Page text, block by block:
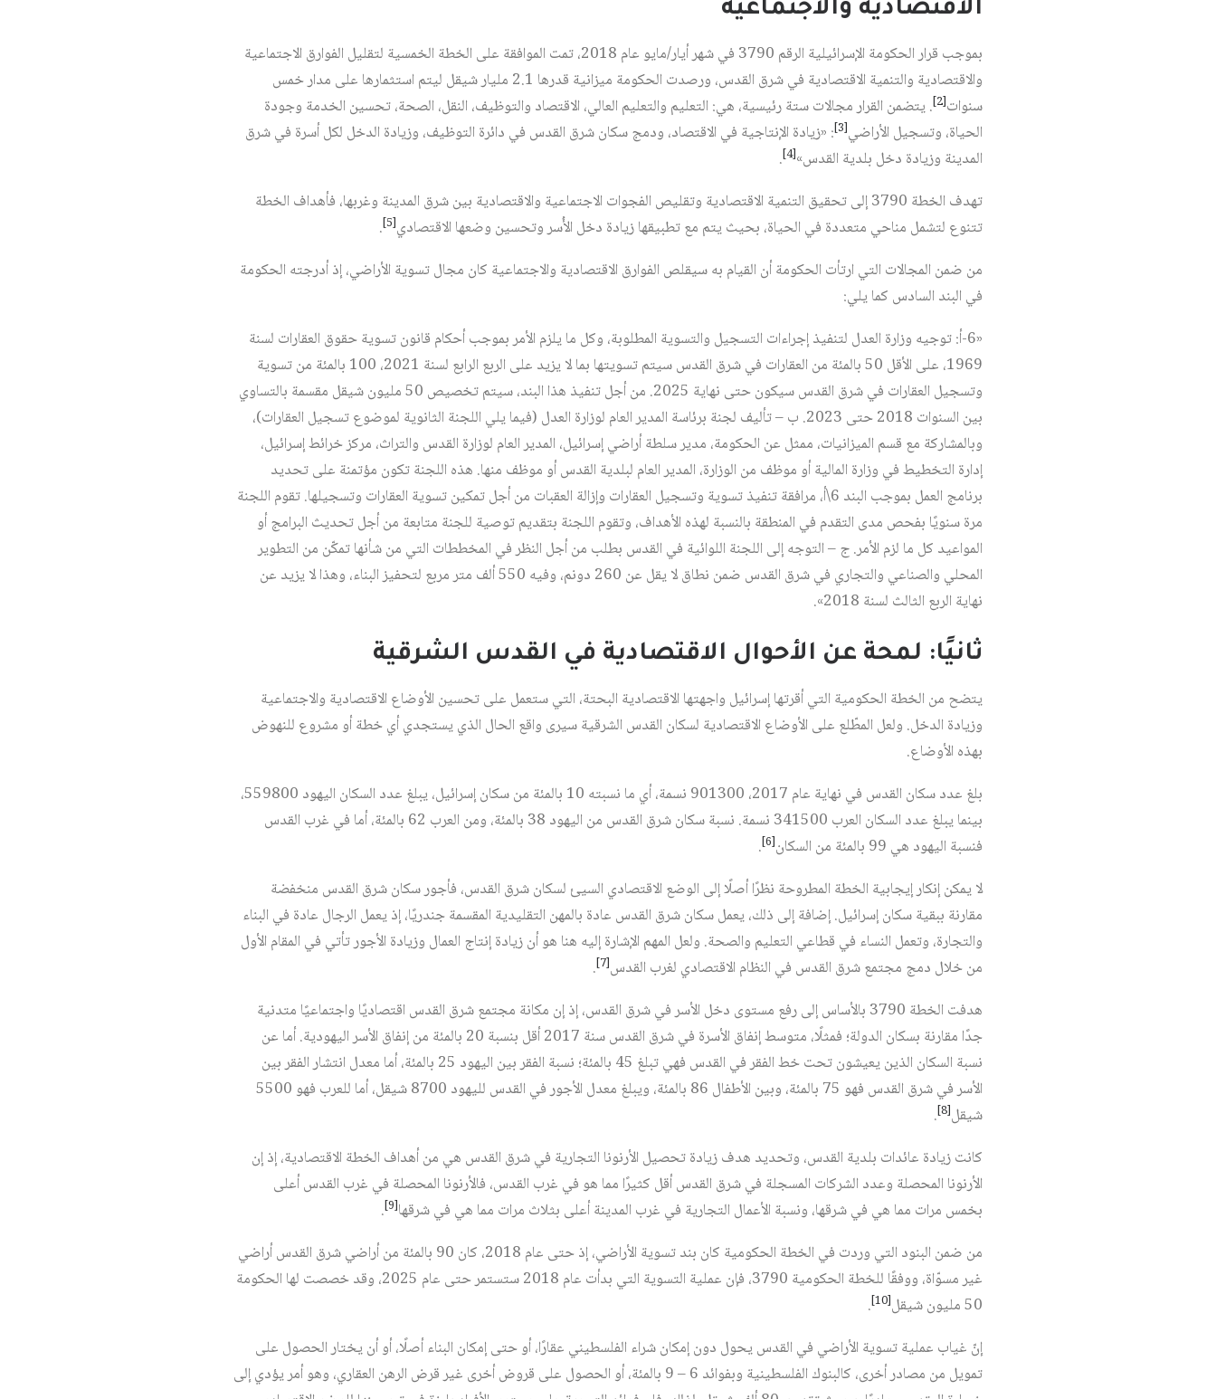
الاقتصادية والاجتماعية
بموجب قرار الحكومة الإسرائيلية الرقم 3790 في شهر أيار/مايو عام 2018، تمت الموافقة على الخطة الخمسية لتقليل الفوارق الاجتماعية
والاقتصادية والتنمية الاقتصادية في شرق القدس، ورصدت الحكومة ميزانية قدرها 2.1 مليار شيقل ليتم استثمارها على مدار خمس
سنوات[2] . يتضمن القرار مجالات ستة رئيسية، هي: التعليم والتعليم العالي، الاقتصاد والتوظيف، النقل، الصحة، تحسين الخدمة وجودة
الحياة، وتسجيل الأراضي[3] : «زيادة الإنتاجية في الاقتصاد، ودمج سكان شرق القدس في دائرة التوظيف، وزيادة الدخل لكل أسرة في شرق
المدينة وزيادة دخل بلدية القدس»[4]
.
تهدف الخطة 3790 إلى تحقيق التنمية الاقتصادية وتقليص الفجوات الاجتماعية والاقتصادية بين شرق المدينة وغربها، فأهداف الخطة
تتنوع لتشمل مناحي متعددة في الحياة، بحيث يتم مع تطبيقها زيادة دخل الأُسر وتحسين وضعها الاقتصادي[5]
.
من ضمن المجالات التي ارتأت الحكومة أن القيام به سيقلص الفوارق الاقتصادية والاجتماعية كان مجال تسوية الأراضي، إذ أدرجته الحكومة
في البند السادس كما يلي:
«6-أ: توجيه وزارة العدل لتنفيذ إجراءات التسجيل والتسوية المطلوبة، وكل ما يلزم الأمر بموجب أحكام قانون تسوية حقوق العقارات لسنة
1969، على الأقل 50 بالمئة من العقارات في شرق القدس سيتم تسويتها بما لا يزيد على الربع الرابع لسنة 2021، 100 بالمئة من تسوية
وتسجيل العقارات في شرق القدس سيكون حتى نهاية 2025. من أجل تنفيذ هذا البند، سيتم تخصيص 50 مليون شيقل مقسمة بالتساوي
بين السنوات 2018 حتى 2023. ب – تأليف لجنة برئاسة المدير العام لوزارة العدل (فيما يلي اللجنة الثانوية لموضوع تسجيل العقارات)،
وبالمشاركة مع قسم الميزانيات، ممثل عن الحكومة، مدير سلطة أراضي إسرائيل، المدير العام لوزارة القدس والتراث، مركز خرائط إسرائيل،
إدارة التخطيط في وزارة المالية أو موظف من الوزارة، المدير العام لبلدية القدس أو موظف منها. هذه اللجنة تكون مؤتمنة على تحديد
برنامج العمل بموجب البند 6\أ، مرافقة تنفيذ تسوية وتسجيل العقارات وإزالة العقبات من أجل تمكين تسوية العقارات وتسجيلها. تقوم اللجنة
مرة سنويًا بفحص مدى التقدم في المنطقة بالنسبة لهذه الأهداف، وتقوم اللجنة بتقديم توصية للجنة متابعة من أجل تحديث البرامج أو
المواعيد كل ما لزم الأمر. ج – التوجه إلى اللجنة اللوائية في القدس بطلب من أجل النظر في المخططات التي من شأنها تمكّن من التطوير
المحلي والصناعي والتجاري في شرق القدس ضمن نطاق لا يقل عن 260 دونم، وفيه 550 ألف متر مربع لتحفيز البناء، وهذا لا يزيد عن
نهاية الربع الثالث لسنة 2018».
ثانيًا: لمحة عن الأحوال الاقتصادية في القدس الشرقية
يتضح من الخطة الحكومية التي أقرتها إسرائيل واجهتها الاقتصادية البحتة، التي ستعمل على تحسين الأوضاع الاقتصادية والاجتماعية
وزيادة الدخل. ولعل المطّلع على الأوضاع الاقتصادية لسكان القدس الشرقية سيرى واقع الحال الذي يستجدي أي خطة أو مشروع للنهوض
بهذه الأوضاع.
بلغ عدد سكان القدس في نهاية عام 2017، 901300 نسمة، أي ما نسبته 10 بالمئة من سكان إسرائيل، يبلغ عدد السكان اليهود 559800،
بينما يبلغ عدد السكان العرب 341500 نسمة. نسبة سكان شرق القدس من اليهود 38 بالمئة، ومن العرب 62 بالمئة، أما في غرب القدس
فنسبة اليهود هي 99 بالمئة من السكان
[6]
.
لا يمكن إنكار إيجابية الخطة المطروحة نظرًا أصلًا إلى الوضع الاقتصادي السيئ لسكان شرق القدس، فأجور سكان شرق القدس منخفضة
مقارنة ببقية سكان إسرائيل. إضافة إلى ذلك، يعمل سكان شرق القدس عادة بالمهن التقليدية المقسمة جندريًا، إذ يعمل الرجال عادة في البناء
والتجارة، وتعمل النساء في قطاعي التعليم والصحة. ولعل المهم الإشارة إليه هنا هو أن زيادة إنتاج العمال وزيادة الأجور تأتي في المقام الأول
من خلال دمج مجتمع شرق القدس في النظام الاقتصادي لغرب القدس[7]
.
هدفت الخطة 3790 بالأساس إلى رفع مستوى دخل الأسر في شرق القدس، إذ إن مكانة مجتمع شرق القدس اقتصاديًا واجتماعيًا متدنية
جدًا مقارنة بسكان الدولة؛ فمثلًا، متوسط إنفاق الأسرة في شرق القدس سنة 2017 أقل بنسبة 20 بالمئة من إنفاق الأسر اليهودية. أما عن
نسبة السكان الذين يعيشون تحت خط الفقر في القدس فهي تبلغ 45 بالمئة؛ نسبة الفقر بين اليهود 25 بالمئة، أما معدل انتشار الفقر بين
الأسر في شرق القدس فهو 75 بالمئة، وبين الأطفال 86 بالمئة، ويبلغ معدل الأجور في القدس لليهود 8700 شيقل، أما للعرب فهو 5500
شيقل[8]
.
كانت زيادة عائدات بلدية القدس، وتحديد هدف زيادة تحصيل الأرنونا التجارية في شرق القدس هي من أهداف الخطة الاقتصادية، إذ إن
الأرنونا المحصلة وعدد الشركات المسجلة في شرق القدس أقل كثيرًا مما هو في غرب القدس، فالأرنونا المحصلة في غرب القدس أعلى
بخمس مرات مما هي في شرقها، ونسبة الأعمال التجارية في غرب المدينة أعلى بثلاث مرات مما هي في شرقها[9]
.
من ضمن البنود التي وردت في الخطة الحكومية كان بند تسوية الأراضي، إذ حتى عام 2018، كان 90 بالمئة من أراضي شرق القدس أراضي
غير مسوّاة، ووفقًا للخطة الحكومية 3790، فإن عملية التسوية التي بدأت عام 2018 ستستمر حتى عام 2025، وقد خصصت لها الحكومة
50 مليون شيقل
[10]
.
إنّ غياب عملية تسوية الأراضي في القدس يحول دون إمكان شراء الفلسطيني عقارًا، أو حتى إمكان البناء أصلًا، أو أن يختار الحصول على
تمويل من مصادر أخرى، كالبنوك الفلسطينية وبفوائد 6 – 9 بالمئة، أو الحصول على قروض أخرى غير قرض الرهن العقاري، وهو أمر يؤدي إلى